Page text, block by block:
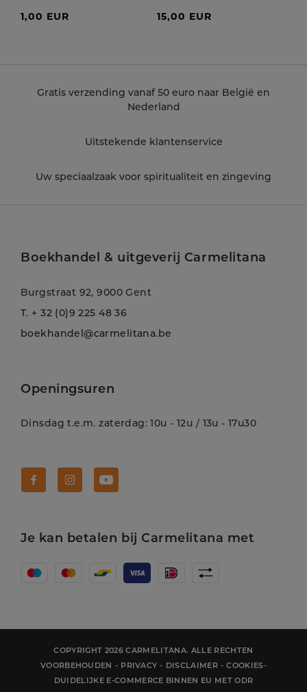
1,00 EUR 15,00 EUR
Gratis verzending vanaf 50 euro naar België en
Nederland
Uitstekende klantenservice
Uw speciaalzaak voor spiritualiteit en zingeving
Boekhandel & uitgeverij Carmelitana
Burgstraat 92, 9000 Gent
T. + 32 (0)9 225 48 36
boekhandel@carmelitana.be
Openingsuren
Dinsdag t.e.m. zaterdag: 10u - 12u / 13u - 17u30
Je kan betalen bij Carmelitana met
COPYRIGHT 2026 CARMELITANA. ALLE RECHTEN
VOORBEHOUDEN - PRIVACY - DISCLAIMER - COOKIES-
DUIDELIJKE E-COMMERCE BINNEN EU MET ODR